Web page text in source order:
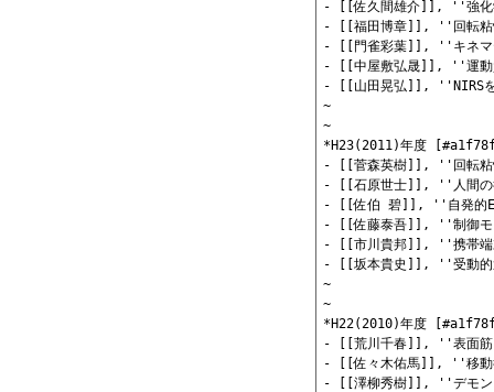
- [[佐久間雄介]], ''強化学
- [[福田博章]], ''回転粘性
- [[門雀彩葉]], ''キネマテ
- [[中屋敷弘晟]], ''運動負
- [[山田晃弘]], ''NIRSを用
~
~
*H23(2011)年度
- [[菅森英樹]], ''回転粘性
- [[石原世士]], ''人間の行
- [[佐伯 碧]], ''自発的ERD
- [[佐藤泰吾]], ''制御モー
- [[市川貴邦]], ''携帯端末
- [[坂本貴史]], ''受動的運
~
~
*H22(2010)年度
- [[荒川千春]], ''表面筋電
- [[佐々木佑馬]], ''移動行
- [[澤柳秀樹]], ''デモンス